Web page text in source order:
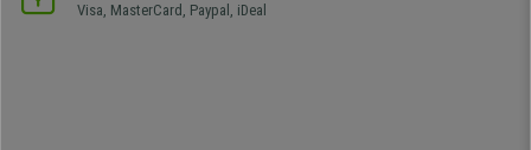
Visa, MasterCard, Paypal, iDeal